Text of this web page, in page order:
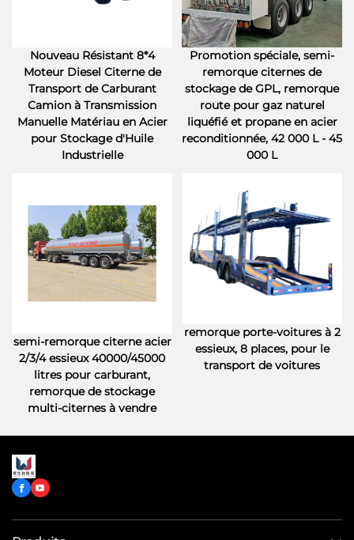
Nouveau Résistant 8*4
Moteur Diesel Citerne de
Transport de Carburant
Camion à Transmission
Manuelle Matériau en Acier
pour Stockage d'Huile
Industrielle
Promotion spéciale, semi-
remorque citernes de
stockage de GPL, remorque
route pour gaz naturel
liquéfié et propane en acier
reconditionnée, 42 000 L - 45
000 L
semi-remorque citerne acier
2/3/4 essieux 40000/45000
litres pour carburant,
remorque de stockage
multi-citernes à vendre
remorque porte-voitures à 2
essieux, 8 places, pour le
transport de voitures